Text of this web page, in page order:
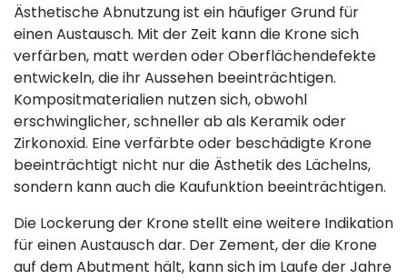
Ästhetische Abnutzung ist ein häufiger Grund für
einen Austausch. Mit der Zeit kann die Krone sich
verfärben, matt werden oder Oberflächendefekte
entwickeln, die ihr Aussehen beeinträchtigen.
Kompositmaterialien nutzen sich, obwohl
erschwinglicher, schneller ab als Keramik oder
Zirkonoxid. Eine verfärbte oder beschädigte Krone
beeinträchtigt nicht nur die Ästhetik des Lächelns,
sondern kann auch die Kaufunktion beeinträchtigen.
Die Lockerung der Krone stellt eine weitere Indikation
für einen Austausch dar. Der Zement, der die Krone
auf dem Abutment hält, kann sich im Laufe der Jahre